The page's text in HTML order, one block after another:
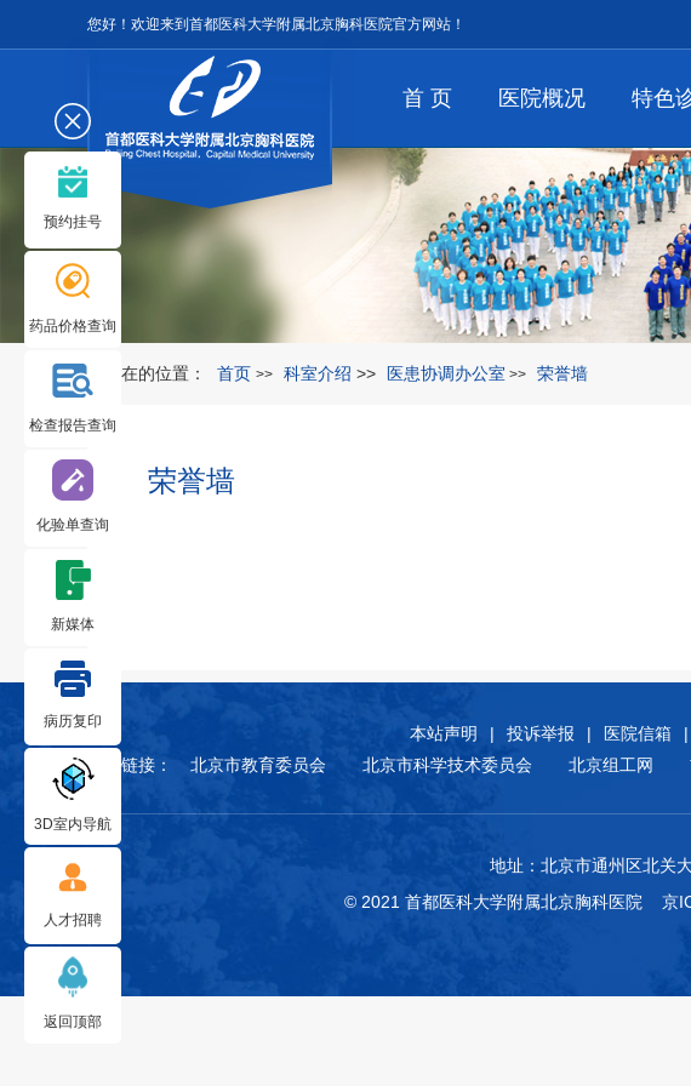
您好！欢迎来到首都医科大学附属北京胸科医院官方网站！
首 页 医院概况 特色
您所在的位置： 首页 >> 科室介绍 >> 医患协调办公室 >> 荣誉墙
荣誉墙
本站声明 | 投诉举报 | 医院信箱 |
友情链接：
北京市教育委员会 北京市科学技术委员会 北京组工网
地址：北京市通州区北
© 2021 首都医科大学附属北京胸科医院 京
预约挂号
药品价格查询
检查报告查询
化验单查询
新媒体
病历复印
3D室内导航
人才招聘
返回顶部